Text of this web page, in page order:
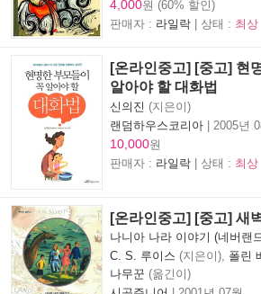
4,000원 (60% 할인)
판매자 : 라일락 | 상태 : 최상
[온라인중고] [중고] 현
알아야 할 대화법
신의진 (지은이)
랜덤하우스코리아 | 2005년
10,000원
판매자 : 라일락 | 상태 : 최상
[온라인중고] [중고] 새
나니아 나라 이야기 (네버랜
C. S. 루이스 (지은이), 폴린
나무꾼 (옮긴이)